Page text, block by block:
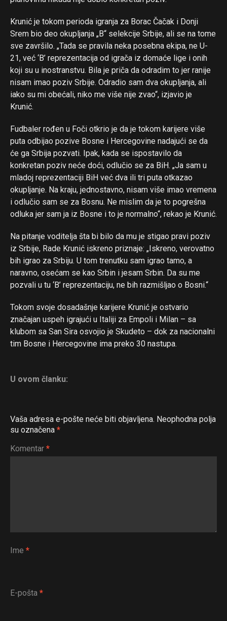
Krunić je tokom perioda igranja za Borac Čačak i Donji
Srem bio deo okupljanja „B“ selekcije Srbije, ali se na tome
sve završilo. „Tada se pravila neka posebna ekipa, ne U-
21, već ‘B’ reprezentacija od igrača iz domaće lige i onih
koji su u inostranstvu. Bila je priča da odradim to jer ranije
nisam imao poziv Srbije. Odradio sam dva okupljanja, ali
iako su mi obećali, niko me više nije zvao“, izjavio je
Krunić.
Fudbaler rođen u Foči otkrio je da je tokom karijere više
puta odbijao pozive Bosne i Hercegovine nadajući se da
će ga Srbija pozvati. Ipak, kada se ispostavilo da
konkretan poziv neće doći, odlučio se za BiH. „Ja sam u
mladoj reprezentaciji BiH već dva ili tri puta otkazao
okupljanje. Na kraju, jednostavno, nisam više imao vremena
i odlučio sam se za Bosnu. Ne mislim da je to pogrešna
odluka jer sam ja iz Bosne i to je normalno“, rekao je Krunić.
Na pitanje voditelja šta bi bilo da mu je stigao pravi poziv
iz Srbije, Rade Krunić iskreno priznaje: „Iskreno, verovatno
bih igrao za Srbiju. U tom trenutku sam igrao tamo, a
naravno, osećam se kao Srbin i jesam Srbin. Da su me
pozvali u tu ‘B’ reprezentaciju, ne bih razmišljao o Bosni.“
Tokom svoje dosadašnje karijere Krunić je ostvario
značajan uspeh igrajući u Italiji za Empoli i Milan – sa
klubom sa San Sira osvojio je Skudeto – dok za nacionalni
tim Bosne i Hercegovine ima preko 30 nastupa.
U ovom članku:
Vaša adresa e-pošte neće biti objavljena. Neophodna polja
su označena *
Komentar *
Ime *
E-pošta *
Flipboard
Reddit
Whatsapp
Email